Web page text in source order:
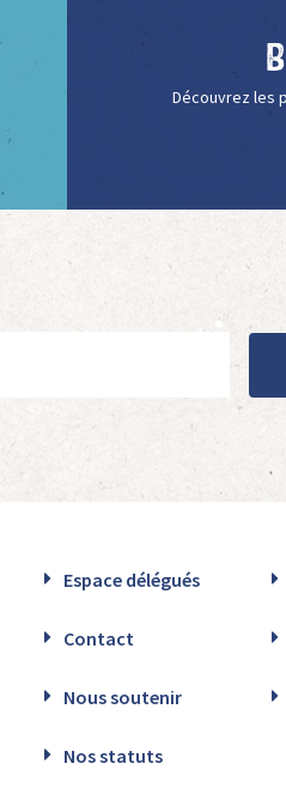
Découvrez les
Espace délégués
Contact
Nous soutenir
Nos statuts